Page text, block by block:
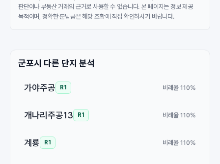
판단이나 부동산 거래의 근거로 사용할 수 없습니다. 본 페이지는 정보 제공
목적이며, 정확한 분담금은 해당 조합에 직접 확인하시기 바랍니다.
군포시 다른 단지 분석
가야주공 R1 비례율 110%
개나리주공13 R1 비례율 110%
계룡 R1 비례율 110%